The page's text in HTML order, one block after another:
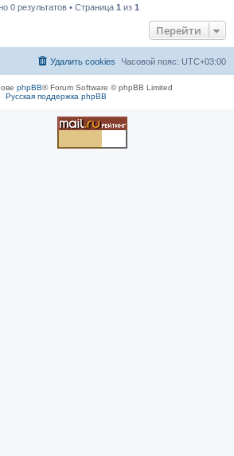
0 результатов • Страница 1 из 1
Перейти
Часовой пояс: UTC+03:00
Удалить cookies
phpBB® Forum Software © phpBB Limited
Русская поддержка phpBB